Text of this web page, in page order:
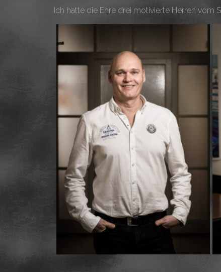
Ich hatte die Ehre drei motivierte Herren